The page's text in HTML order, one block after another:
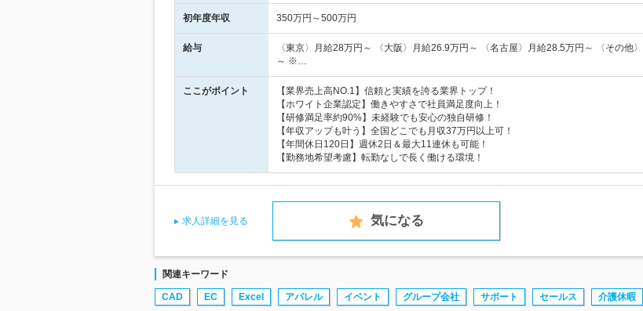
初年度年収 350万円～500万円
給与
〈東京〉月給28万円～ 〈大阪〉月給26.9万円～ 〈名古屋〉月給28.5万円～ 〈その他
～ ※…
ここがポイント
【業界売上高NO.1】信頼と実績を誇る業界トップ！
【ホワイト企業認定】働きやすさで社員満足度向上！
【研修満足率約90%】未経験でも安心の独自研修！
【年収アップも叶う】全国どこでも月収37万円以上可！
【年間休日120日】週休2日＆最大11連休も可能！
【勤務地希望考慮】転勤なしで長く働ける環境！
求人詳細を見る 気になる
関連キーワード
CAD EC Excel アパレル イベント グループ会社 サポート セールス 介護休暇